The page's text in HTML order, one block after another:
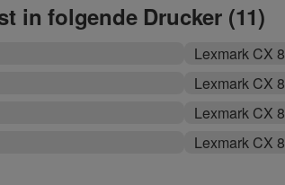
in folgende Drucker (11)
Lexmark CX
Lexmark CX
Lexmark CX
Lexmark CX